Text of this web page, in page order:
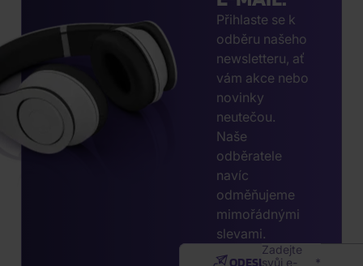
Přihlaste se k
odběru našeho
newsletteru, ať
vám akce nebo
novinky
neutečou.
Naše
odběratele
navíc
odměňujeme
mimořádnými
slevami.
Zadejte
svůj e-
ODESLAT